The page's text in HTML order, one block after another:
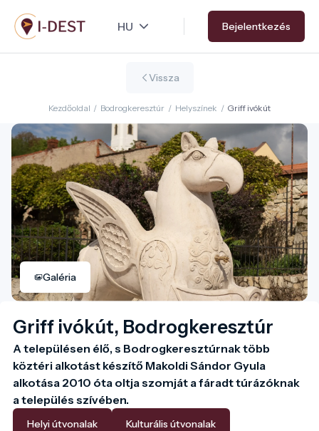
Ugrás
a
tartalomra
Bejelentkezés
Vissza
Kezdőoldal / Bodrogkeresztúr / Helyszínek / Griff ivókút
Galéria
Griff ivókút, Bodrogkeresztúr
A településen élő, s Bodrogkeresztúrnak több
köztéri alkotást készítő Makoldi Sándor Gyula
alkotása 2010 óta oltja szomját a fáradt túrázóknak
a település szívében.
Helyi útvonalak Kulturális útvonalak